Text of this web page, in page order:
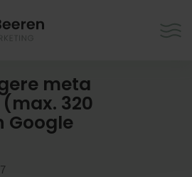
meta
320
Google